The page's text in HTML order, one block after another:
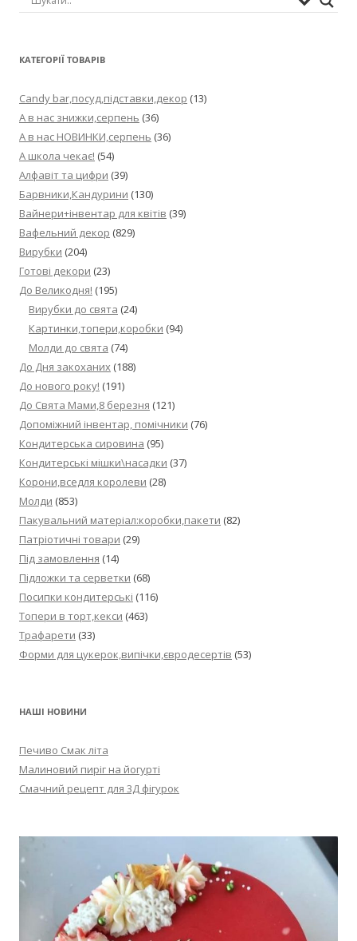
КАТЕГОРІЇ ТОВАРІВ
Candy bar,посуд,підставки,декор (13)
А в нас знижки,серпень (36)
А в нас НОВИНКИ,серпень (36)
А школа чекає! (54)
Алфавіт та цифри (39)
Барвники,Кандурини (130)
Вайнери+інвентар для квітів (39)
Вафельний декор (829)
Вирубки (204)
Готові декори (23)
До Великодня! (195)
Вирубки до свята (24)
Картинки,топери,коробки (94)
Молди до свята (74)
До Дня закоханих (188)
До нового року! (191)
До Свята Мами,8 березня (121)
Допоміжний інвентар, помічники (76)
Кондитерська сировина (95)
Кондитерські мішки\насадки (37)
Корони,вседля королеви (28)
Молди (853)
Пакувальний матеріал:коробки,пакети (82)
Патріотичні товари (29)
Під замовлення (14)
Підложки та серветки (68)
Посипки кондитерські (116)
Топери в торт,кекси (463)
Трафарети (33)
Форми для цукерок,випічки,євродесертів (53)
НАШІ НОВИНИ
Печиво Смак літа
Малиновий пиріг на йогурті
Смачний рецепт для 3Д фігурок